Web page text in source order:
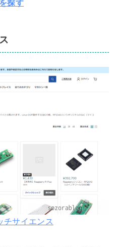
探す
チサイエンス